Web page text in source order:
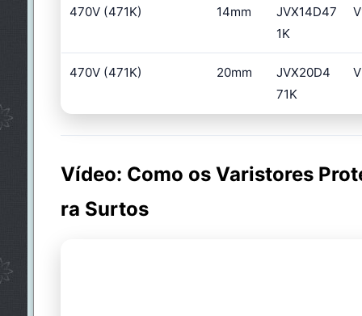
470V (471K) 14mm
JVX14D47
1K
470V (471K) 20mm
JVX20D4
71K
Vídeo: Como os Varistores
ra Surtos